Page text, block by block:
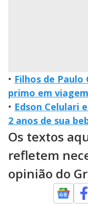
• Filhos de
primo em viagem
• Edson Celulari
2 anos de sua
Os textos
refletem
opinião do